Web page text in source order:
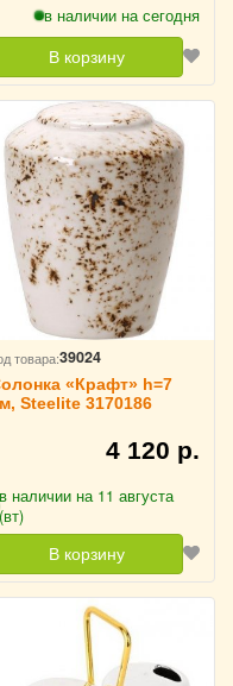
в наличии на сегодня
В корзину
товара:39024
«Крафт» h=7
Steelite 3170186
4 120 р.
в наличии на 11 августа
В корзину